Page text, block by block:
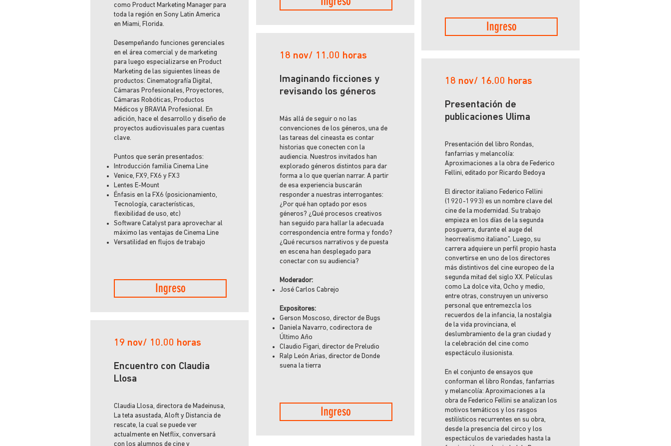
como Product Marketing Manager para
toda la región en Sony Latin America
en Miami, Florida.
Desempeñando funciones gerenciales
en el área comercial y de marketing
para luego especializarse en Product
Marketing de las siguientes líneas de
productos: Cinematografía Digital,
Cámaras Profesionales, Proyectores,
Cámaras Robóticas, Productos
Médicos y BRAVIA Profesional. En
adición, hace el desarrollo y diseño de
proyectos audiovisuales para cuentas
clave.
Puntos que serán presentados:
Introducción familia Cinema Line
Venice, FX9, FX6 y FX3
Lentes E-Mount
Énfasis en la FX6 (posicionamiento,
Tecnología, características,
flexibilidad de uso, etc)
Software Catalyst para aprovechar al
máximo las ventajas de Cinema Line
Versatilidad en flujos de trabajo
Ingreso
19 nov/ 10.00 horas
Encuentro con Claudia
Llosa
Claudia Llosa, directora de Madeinusa,
La teta asustada, Aloft y Distancia de
rescate, la cual se puede ver
actualmente en Netflix, conversará
con los alumnos de cine y
18 nov/ 11.00 horas
Imaginando ficciones y
revisando los géneros
Más allá de seguir o no las
convenciones de los géneros, una de
las tareas del cineasta es contar
historias que conecten con la
audiencia. Nuestros invitados han
explorado géneros distintos para dar
forma a lo que querían narrar. A partir
de esa experiencia buscarán
responder a nuestras interrogantes:
¿Por qué han optado por esos
géneros? ¿Qué procesos creativos
han seguido para hallar la adecuada
correspondencia entre forma y fondo?
¿Qué recursos narrativos y de puesta
en escena han desplegado para
conectar con su audiencia?
Moderador:
José Carlos Cabrejo
Expositores:
Gerson Moscoso, director de Bugs
Daniela Navarro, codirectora de
Último Año
Claudio Figari, director de Preludio
Ralp León Arias, director de Donde
suena la tierra
Ingreso
Ingreso
18 nov/ 16.00 horas
Presentación de
publicaciones Ulima
Presentación del libro Rondas,
fanfarrias y melancolía:
Aproximaciones a la obra de Federico
Fellini, editado por Ricardo Bedoya
El director italiano Federico Fellini
(1920-1993) es un nombre clave del
cine de la modernidad. Su trabajo
empieza en los días de la segunda
posguerra, durante el auge del
“neorrealismo italiano”. Luego, su
carrera adquiere un perfil propio hasta
convertirse en uno de los directores
más distintivos del cine europeo de la
segunda mitad del siglo XX. Películas
como La dolce vita, Ocho y medio,
entre otras, construyen un universo
personal que entremezcla los
recuerdos de la infancia, la nostalgia
de la vida provinciana, el
deslumbramiento de la gran ciudad y
la celebración del cine como
espectáculo ilusionista.
En el conjunto de ensayos que
conforman el libro Rondas, fanfarrias
y melancolía: Aproximaciones a la
obra de Federico Fellini se analizan los
motivos temáticos y los rasgos
estilísticos recurrentes en su obra,
desde la presencia del circo y los
espectáculos de variedades hasta la